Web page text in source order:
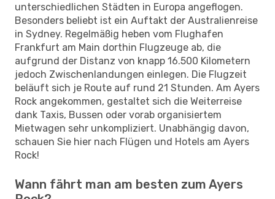
unterschiedlichen Städten in Europa angeflogen.
Besonders beliebt ist ein Auftakt der Australienreise
in Sydney. Regelmäßig heben vom Flughafen
Frankfurt am Main dorthin Flugzeuge ab, die
aufgrund der Distanz von knapp 16.500 Kilometern
jedoch Zwischenlandungen einlegen. Die Flugzeit
beläuft sich je Route auf rund 21 Stunden. Am Ayers
Rock angekommen, gestaltet sich die Weiterreise
dank Taxis, Bussen oder vorab organisiertem
Mietwagen sehr unkompliziert. Unabhängig davon,
schauen Sie hier nach Flügen und Hotels am Ayers
Rock!
Wann fährt man am besten zum Ayers